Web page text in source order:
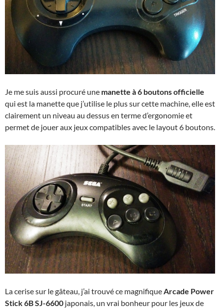
Je me suis aussi procuré une manette à 6 boutons officielle
qui est la manette que j’utilise le plus sur cette machine, elle est
clairement un niveau au dessus en terme d’ergonomie et
permet de jouer aux jeux compatibles avec le layout 6 boutons.
La cerise sur le gâteau, j’ai trouvé ce magnifique Arcade Power
Stick 6B SJ-6600 japonais, un vrai bonheur pour les jeux de